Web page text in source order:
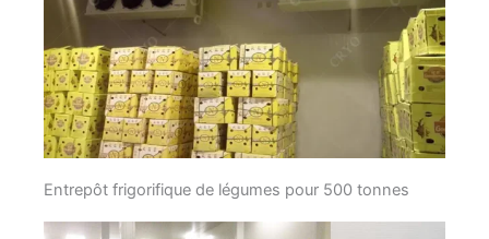
Entrepôt frigorifique de légumes pour 500 tonnes